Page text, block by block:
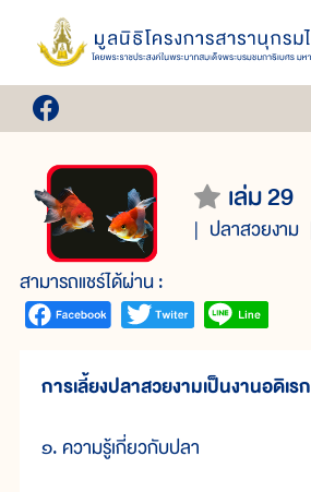
เล่ม 29
ปลาสวยงาม
สามารถแชร์ได้ผ่าน :
การเลี้ยงปลาสวยงามเป็นงานอดิเรก
๑. ความรู้เกี่ยวกับปลา